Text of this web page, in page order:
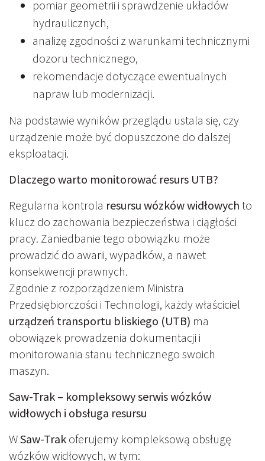
pomiar geometrii i sprawdzenie układów
hydraulicznych,
analizę zgodności z warunkami technicznymi
dozoru technicznego,
rekomendacje dotyczące ewentualnych
napraw lub modernizacji.
Na podstawie wyników przeglądu ustala się, czy
urządzenie może być dopuszczone do dalszej
eksploatacji.
Dlaczego warto monitorować resurs UTB?
Regularna kontrola resursu wózków widłowych to
klucz do zachowania bezpieczeństwa i ciągłości
pracy. Zaniedbanie tego obowiązku może
prowadzić do awarii, wypadków, a nawet
konsekwencji prawnych.
Zgodnie z rozporządzeniem Ministra
Przedsiębiorczości i Technologii, każdy właściciel
urządzeń transportu bliskiego (UTB) ma
obowiązek prowadzenia dokumentacji i
monitorowania stanu technicznego swoich
maszyn.
Saw-Trak – kompleksowy serwis wózków
widłowych i obsługa resursu
WSaw-Trak oferujemy kompleksową obsługę
wózków widłowych, w tym: